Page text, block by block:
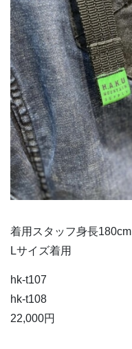
着用スタッフ身長180cm
Lサイズ着用
hk-t107
hk-t108
22,000円